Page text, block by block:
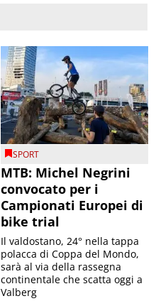
SPORT
MTB: Michel Negrini
convocato per i
Campionati Europei di
bike trial
Il valdostano, 24° nella tappa
polacca di Coppa del Mondo,
sarà al via della rassegna
continentale che scatta oggi a
Valberg